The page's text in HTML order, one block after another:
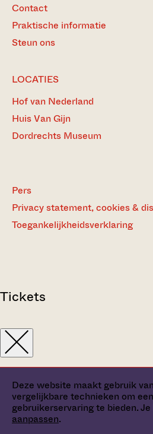
Deze website maakt gebruik
vergelijkbare technieken om
gebruikerservaring te bieden.
aanpassen.
Contact
Praktische informatie
Steun ons
LOCATIES
Hof van Nederland
Huis Van Gijn
Dordrechts Museum
Pers
Privacy statement, cookies &
Toegankelijkheidsverklaring
Tickets